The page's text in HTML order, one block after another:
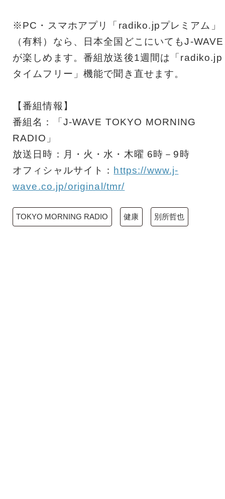
※PC・スマホアプリ「radiko.jpプレミアム」
（有料）なら、日本全国どこにいてもJ-WAVE
が楽しめます。番組放送後1週間は「radiko.jp
タイムフリー」機能で聞き直せます。
【番組情報】
番組名：「J-WAVE TOKYO MORNING
RADIO」
放送日時：月・火・水・木曜 6時－9時
オフィシャルサイト： https://www.j-
wave.co.jp/original/tmr/
TOKYO MORNING RADIO 健康 別所哲也